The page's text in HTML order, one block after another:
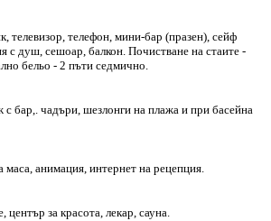
телевизор, телефон, мини-бар (празен), сейф
с душ, сешоар, балкон. Почистване на стаите -
бельо - 2 пъти седмично.
с бар,. чадъри, шезлонги на плажа и при басейна
маса, анимация, интернет на рецепция.
за красота, лекар, сауна.